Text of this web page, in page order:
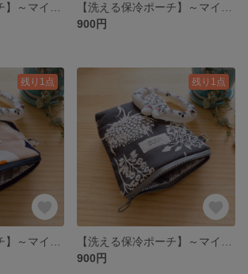
900円
残り1点 残り1点
900円